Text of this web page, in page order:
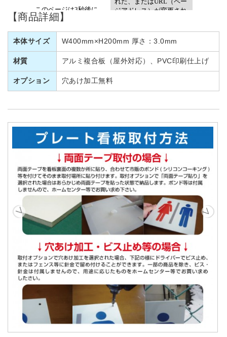
【商品詳細】
本体サイズ W400mm×H200mm 厚さ：3.0mm
材質 アルミ複合板（屋外対応）、PVC印刷仕上げ
オプション 穴あけ加工無料